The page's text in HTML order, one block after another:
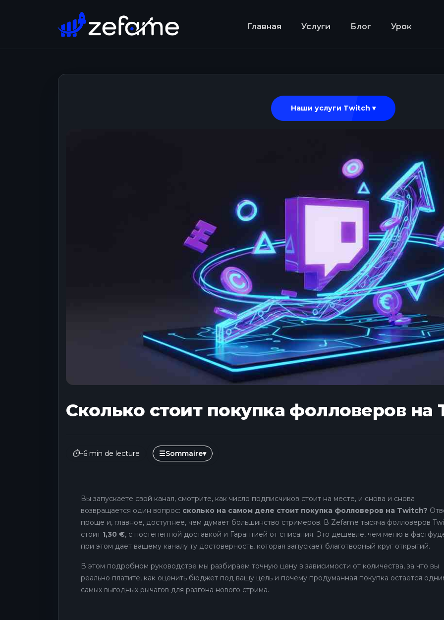
Главная Услуги Блог Урок
Наши услуги Twitch ▾
Сколько стоит покупка фолловеров на
⏱~6 min de lecture ☰Sommaire▾
Вы запускаете свой канал, смотрите, как число подписчиков стоит на месте, и снова и снова
возвращается один вопрос: сколько на самом деле стоит покупка фолловеров на Twitch?
проще и, главное, доступнее, чем думает большинство стримеров. В Zefame тысяча фолловеров
стоит 1,30 €, с постепенной доставкой и Гарантией от списания. Это дешевле, чем меню в
при этом дает вашему каналу ту достоверность, которая запускает благотворный круг открытий.
В этом подробном руководстве мы разбираем точную цену в зависимости от количества, за что вы
реально платите, как оценить бюджет под вашу цель и почему продуманная покупка остается
самых выгодных рычагов для разгона нового стрима.